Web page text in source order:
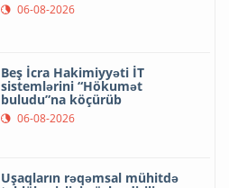
06-08-2026
Beş İcra Hakimiyyəti İT
sistemlərini “Hökumət
buludu”na köçürüb
06-08-2026
Uşaqların rəqəmsal mühitdə